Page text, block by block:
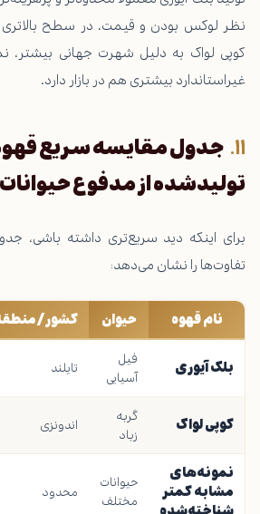
نظر لوکس بودن و قیمت، در سطح بالاتری
کوپی لواک به دلیل شهرت جهانی بیشتر،
غیراستاندارد بیشتری هم در بازار دارد.
جدول مقایسه سریع
تولیدشده از مدفوع حیوانات
برای اینکه دید سریع‌تری داشته باشی،
تفاوت‌ها را نشان می‌دهد:
نام قهوه حیوان کشور/
بلک آیوری
فیل
آسیایی
تایلند
کوپی لواک
گربه
زباد
اندونزی
نمونه‌های
مشابه کمتر
حیوانات
مختلف
محدود